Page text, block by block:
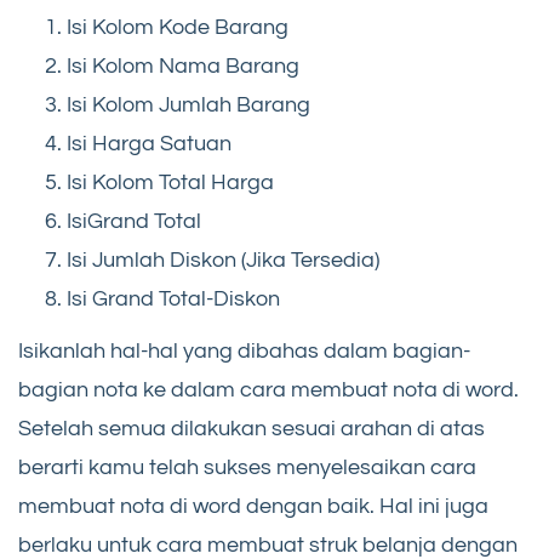
Isi Kolom Kode Barang
Isi Kolom Nama Barang
Isi Kolom Jumlah Barang
Isi Harga Satuan
Isi Kolom Total Harga
IsiGrand Total
Isi Jumlah Diskon (Jika Tersedia)
Isi Grand Total-Diskon
Isikanlah hal-hal yang dibahas dalam bagian-
bagian nota ke dalam cara membuat nota di word.
Setelah semua dilakukan sesuai arahan di atas
berarti kamu telah sukses menyelesaikan cara
membuat nota di word dengan baik. Hal ini juga
berlaku untuk cara membuat struk belanja dengan